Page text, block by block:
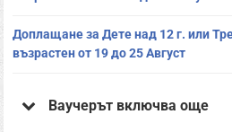
Доплащане за Дете над 12 г. или
възрастен от 19 до 25 Август
Ваучерът включва още